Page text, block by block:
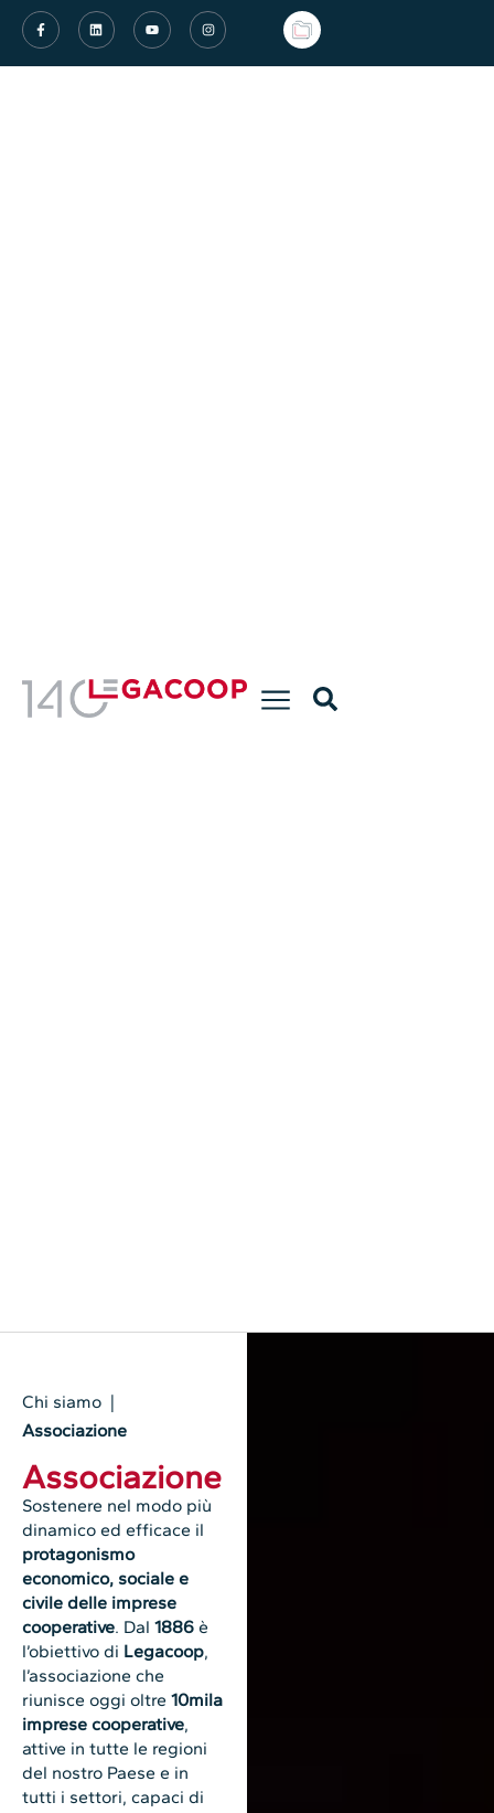
Chi siamo |
Associazione
Associazione
Sostenere nel modo più
dinamico ed efficace il
protagonismo
economico, sociale e
civile delle imprese
cooperative. Dal 1886 è
l’obiettivo di Legacoop,
l’associazione che
riunisce oggi oltre 10mila
imprese cooperative,
attive in tutte le regioni
del nostro Paese e in
tutti i settori, capaci di